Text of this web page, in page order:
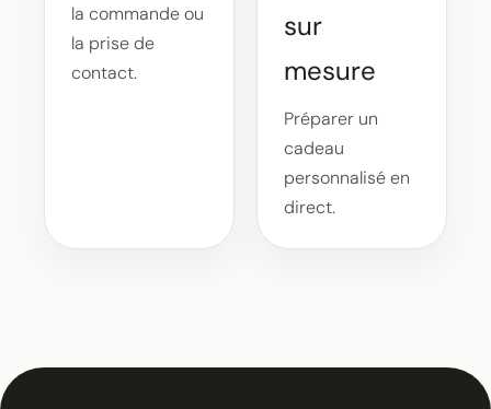
la commande ou
la prise de
contact.
sur
mesure
Préparer un
cadeau
personnalisé en
direct.